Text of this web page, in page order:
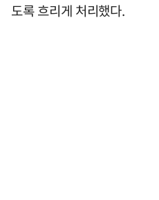
도록 흐리게 처리했다.